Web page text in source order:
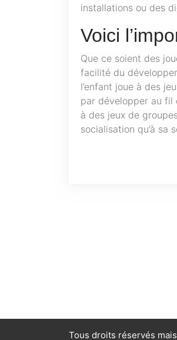
installations ou des
Voici
Que ce soient des
facilité du
l’enfant joue à des
par développer au fil
à des jeux de
socialisation qu’à sa
Tous droits réservés